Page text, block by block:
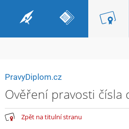
PravyDiplom.cz
Ověření pravosti čísla
Zpět na titulní stranu